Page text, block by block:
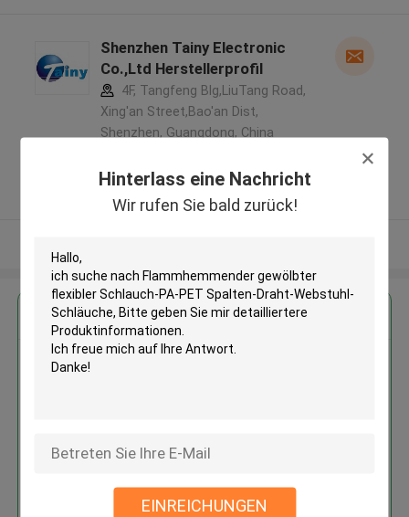
Hinterlass eine Nachricht
Wir rufen Sie bald zurück!
EINREICHUNGEN
Shenzhen Tainy Electronic
Co.,Ltd Herstellerprofil
4F, Tangfeng Blg,LiuTang Road,
Xing'an Street,Bao'an Dist,
Shenzhen, Guangdong, China
5.0
Überprüfter Lieferant
Erhalten Sie den besten Preis für
Fortsetzen